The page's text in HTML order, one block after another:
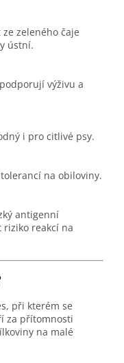
zeleného čaje
ústní.
výživu a
i pro citlivé psy.
na obiloviny.
antigenní
reakcí na
při kterém se
za přítomnosti
na malé